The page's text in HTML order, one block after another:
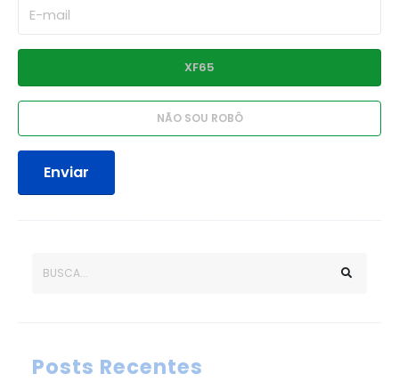
Enviar
Posts Recentes